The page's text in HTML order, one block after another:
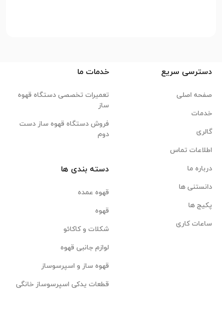
دسترسی سریع
صفحه اصلی
خدمات
گالری
اطلاعات تماس
درباره ما
دانستنی ها
پکیج ها
ساعات کاری
خدمات ما
تعمیرات تخصصی دستگاه قهوه
ساز
فروش دستگاه قهوه ساز دست
دوم
دسته بندی ها
قهوه عمده
قهوه
شکلات و کاکائو
لوازم جانبی قهوه
قهوه ساز و اسپرسوساز
قطعات یدکی اسپرسوساز خانگی